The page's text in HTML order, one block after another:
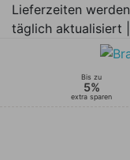
Lieferzeiten werden
täglich aktualisiert |
Bis zu
5%
extra sparen